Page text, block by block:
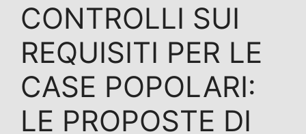
CONTROLLI SUI
REQUISITI PER LE
CASE POPOLARI:
LE PROPOSTE DI